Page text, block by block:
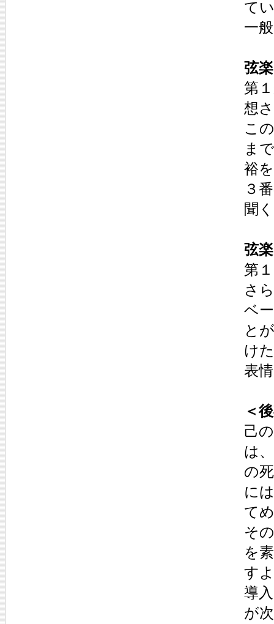
て
一
弦
第
想
こ
ま
裕
３
聞
弦
第
さ
ベ
と
け
表
＜
己
は
の
に
て
そ
を
す
導
が